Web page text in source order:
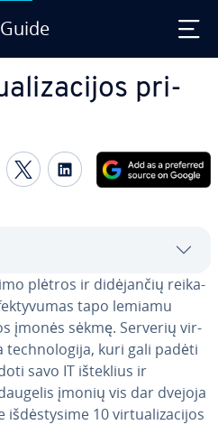
pri­
on Facebook
Share on Twitter
Share on
plėtros ir di­dė­jan­čių rei­ka­
tapo lemiamu
įmonės sėkmę. Serverių vir­
tech­no­lo­gi­ja, kuri gali padėti
savo IT išteklius ir
įmonių vis dar dvejoja
iš­dės­ty­si­me 10 vir­tu­ali­za­ci­jos